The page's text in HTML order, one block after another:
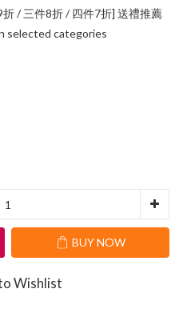
/ 三件8折 / 四件7折] 送禮推薦
selected categories
BUY NOW
Wishlist